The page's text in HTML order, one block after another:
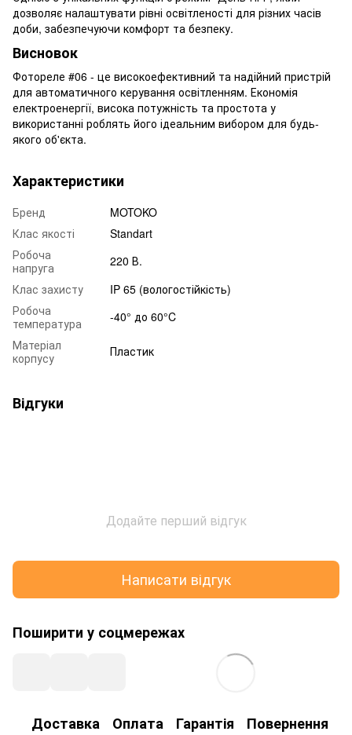
дозволяє налаштувати рівні освітленості для різних часів
доби, забезпечуючи комфорт та безпеку.
Висновок
Фотореле #06 - це високоефективний та надійний пристрій
для автоматичного керування освітленням. Економія
електроенергії, висока потужність та простота у
використанні роблять його ідеальним вибором для будь-
якого об'єкта.
Характеристики
Бренд
MOTOKO
Клас якості
Standart
Робоча
напруга
220 В.
Клас захисту
IP 65 (вологостійкість)
Робоча
температура
-40° до 60°C
Матеріал
корпусу
Пластик
Відгуки
Додайте перший відгук
Написати відгук
Поширити у соцмережах
Доставка Оплата Гарантія Повернення